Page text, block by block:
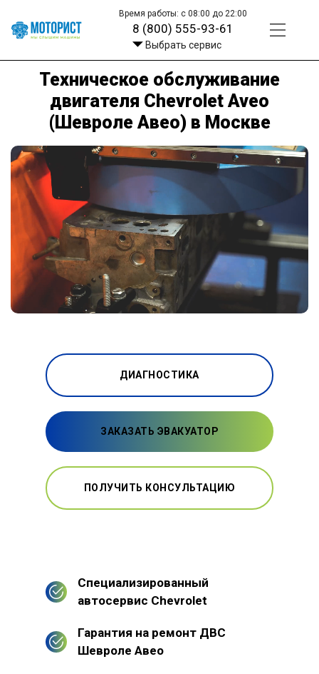
Время работы: с 08:00 до 22:00
8 (800) 555-93-61
Выбрать сервис
Техническое обслуживание
двигателя Chevrolet Aveo
(Шевроле Авео) в Москве
ДИАГНОСТИКА
ЗАКАЗАТЬ ЭВАКУАТОР
ПОЛУЧИТЬ КОНСУЛЬТАЦИЮ
Специализированный
автосервис Chevrolet
Гарантия на ремонт ДВС
Шевроле Авео